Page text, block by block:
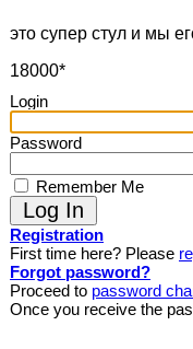
это супер стул и мы
18000*
Login
Password
Remember Me
Registration
First time here? Please
Forgot password?
Proceed to password
Once you receive the